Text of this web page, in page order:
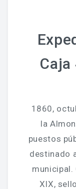
Caja
1860,
la
puestos
destinado
municipal.
XIX,